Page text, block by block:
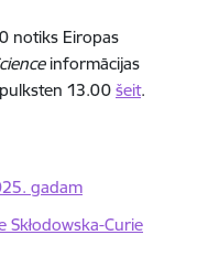
notiks Eiropas
informācijas
13.00 šeit.
gadam
Skłodowska-Curie